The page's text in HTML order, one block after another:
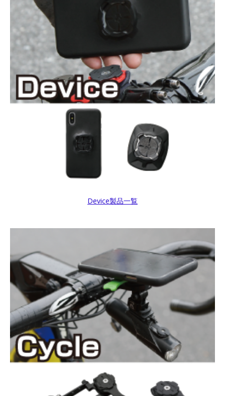
スマホリング
汎用 簡易防水ケース
R+WPCase
マグネット式 ワイヤレス
充電器 対応
貼付けアダプター
スマホリング
汎用 簡易防水ケース
R+WPCase
Cycle マウントキット
Moto6 マウントキット
R+Moto6
Moto8 マウントキット
R+Moto8
Device製品一覧